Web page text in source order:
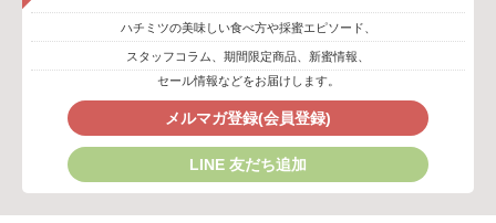
ハチミツの美味しい食べ方や採蜜エピソード、
スタッフコラム、期間限定商品、新蜜情報、
セール情報などをお届けします。
メルマガ登録(会員登録)
LINE 友だち追加